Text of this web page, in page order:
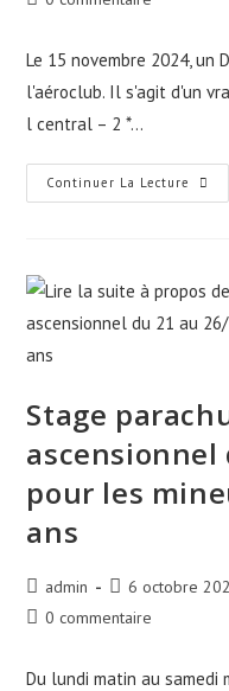
Le 15 novembre 2024,
l'aéroclub. Il s'agit d'un
l central – 2 *…
Continuer La Lecture
Stage
ascensionnel
pour les
ans
admin 6 octobre
0 commentaire
Du lundi matin au samedi